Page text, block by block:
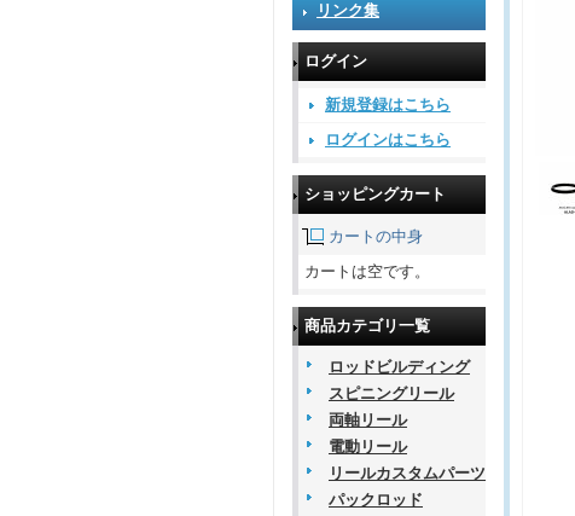
リンク集
ログイン
新規登録はこちら
ログインはこちら
ショッピングカート
カートの中身
カートは空です。
商品カテゴリ一覧
ロッドビルディング
スピニングリール
両軸リール
電動リール
リールカスタムパーツ
パックロッド